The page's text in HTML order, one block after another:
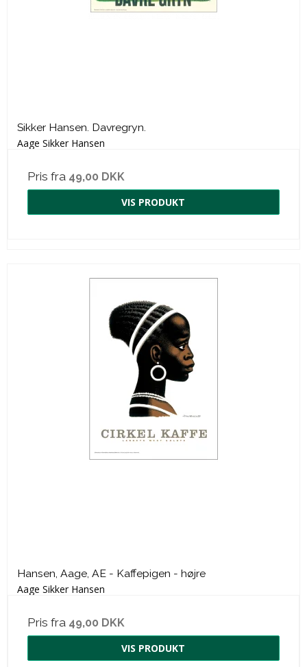
Sikker Hansen. Davregryn.
Aage Sikker Hansen
Pris fra 49,00 DKK
VIS PRODUKT
Hansen, Aage, AE - Kaffepigen - højre
Aage Sikker Hansen
Pris fra 49,00 DKK
VIS PRODUKT